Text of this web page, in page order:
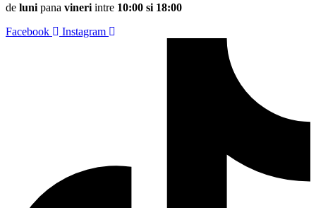
de luni pana vineri intre 10:00 si 18:00
Facebook
Instagram